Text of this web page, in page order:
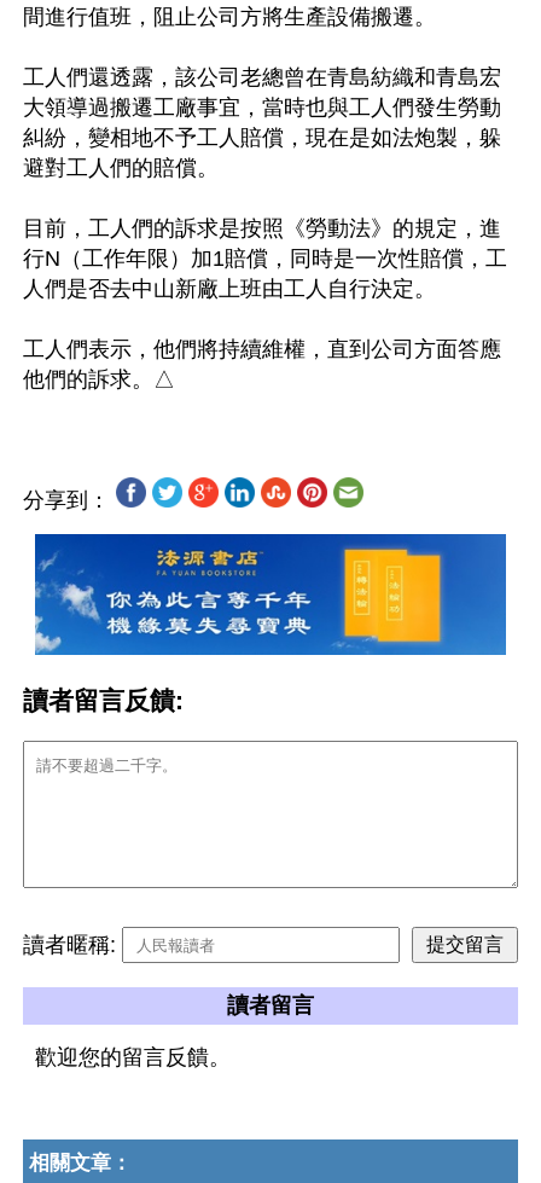
間進行值班，阻止公司方將生產設備搬遷。
工人們還透露，該公司老總曾在青島紡織和青島宏
大領導過搬遷工廠事宜，當時也與工人們發生勞動
糾紛，變相地不予工人賠償，現在是如法炮製，躲
避對工人們的賠償。
目前，工人們的訴求是按照《勞動法》的規定，進
行N（工作年限）加1賠償，同時是一次性賠償，工
人們是否去中山新廠上班由工人自行決定。
工人們表示，他們將持續維權，直到公司方面答應
分享到：
讀者留言反饋:
讀者暱稱:
讀者留言
歡迎您的留言反饋。
相關文章：